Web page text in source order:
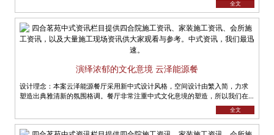
全文
演绎浓郁的文化意境 云泽能源餐
设计理念：本案云泽能源餐厅采用新中式设计风格，空间设计由繁入简，力求
塑造出典雅清新的氛围格调。餐厅非常注重中式文化意境的塑造，所以我们在
全文